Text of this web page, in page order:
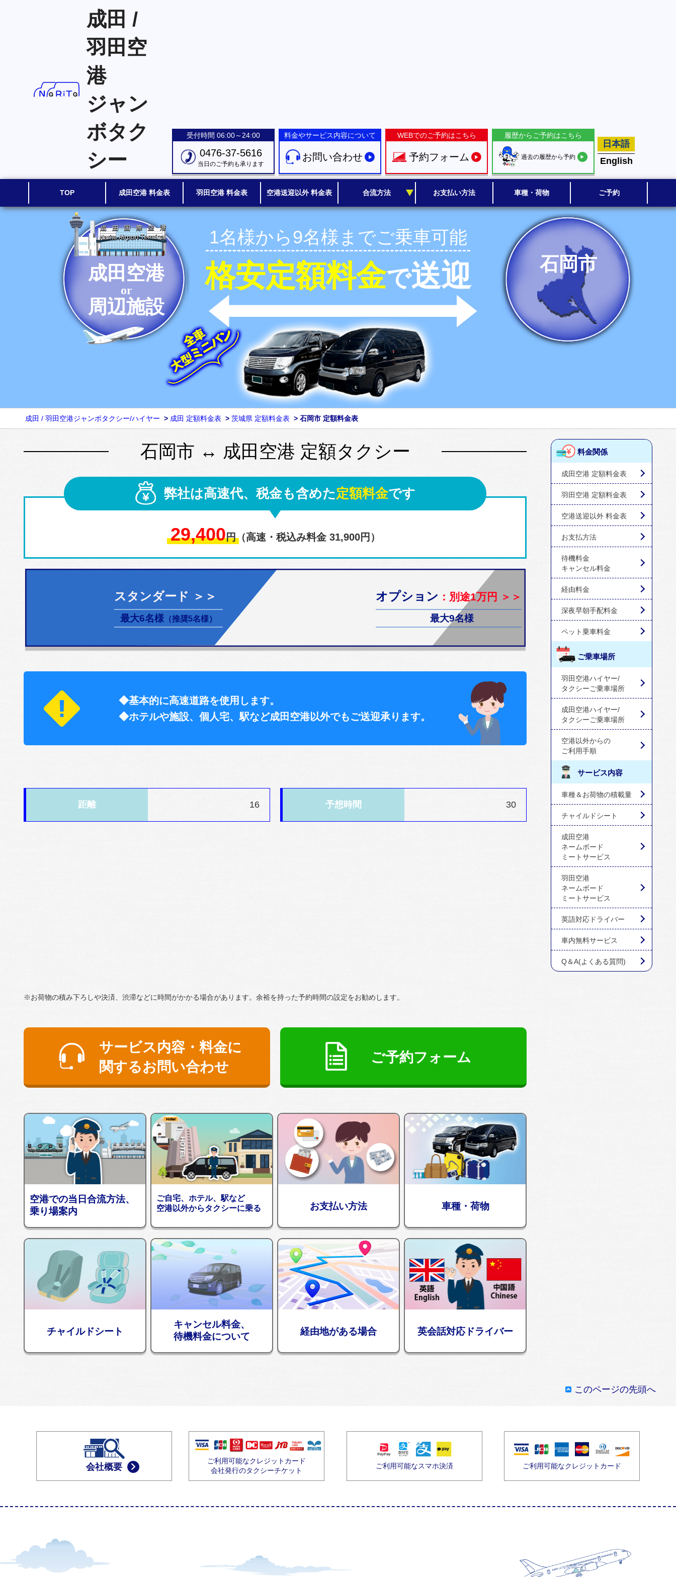
成田 /
羽田空
港
ジャン
ボタク
シー
受付時間 06:00～24:00
0476-37-5616
当日のご予約も承ります
料金やサービス内容について
お問い合わせ
WEBでのご予約はこちら
予約フォーム
履歴からご予約はこちら
過去の履歴から予約
日本語
English
TOP 成田空港 料金表 羽田空港 料金表 空港送迎以外 料金表 合流方法 お支払い方法 車種・荷物 ご予約
成田空港
or
周辺施設
石岡市
1名様から9名様までご乗車可能
格安定額料金で送迎
成田 / 羽田空港ジャンボタクシー/ハイヤー > 成田 定額料金表 > 茨城県 定額料金表 > 石岡市 定額料金表
石岡市 ↔ 成田空港 定額タクシー
弊社は高速代、税金も含めた定額料金です
29,400円（高速・税込み料金 31,900円）
スタンダード ＞＞
最大6名様 （推奨5名様）
オプション ：別途1万円 ＞＞
最大9名様
◆基本的に高速道路を使用します。
◆ホテルや施設、個人宅、駅など成田空港以外でもご送迎承ります。
距離 16 予想時間 30
※お荷物の積み下ろしや決済、渋滞などに時間がかかる場合があります。余裕を持った予約時間の設定をお勧めします。
サービス内容・料金に
関するお問い合わせ
ご予約フォーム
空港での当日合流方法、
乗り場案内
ご自宅、ホテル、駅など
空港以外からタクシーに乗る
お支払い方法 車種・荷物
チャイルドシート
キャンセル料金、
待機料金について
経由地がある場合 英会話対応ドライバー
料金関係
成田空港 定額料金表
羽田空港 定額料金表
空港送迎以外 料金表
お支払方法
待機料金
キャンセル料金
経由料金
深夜早朝手配料金
ペット乗車料金
ご乗車場所
羽田空港ハイヤー/
タクシーご乗車場所
成田空港ハイヤー/
タクシーご乗車場所
空港以外からの
ご利用手順
サービス内容
車種＆お荷物の積載量
チャイルドシート
成田空港
ネームボード
ミートサービス
羽田空港
ネームボード
ミートサービス
英語対応ドライバー
車内無料サービス
Q＆A(よくある質問)
このページの先頭へ
会社概要
ご利用可能なクレジットカード
会社発行のタクシーチケット
ご利用可能なスマホ決済 ご利用可能なクレジットカード